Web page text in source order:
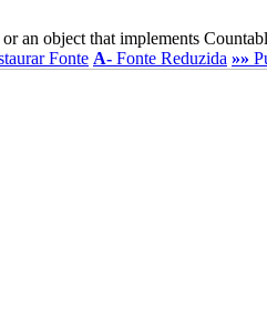
an object that implements
Fonte A- Fonte Reduzida »»